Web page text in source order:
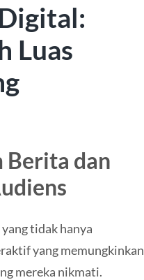
Luas
Berita dan
tidak hanya
yang memungkinkan
mereka nikmati.